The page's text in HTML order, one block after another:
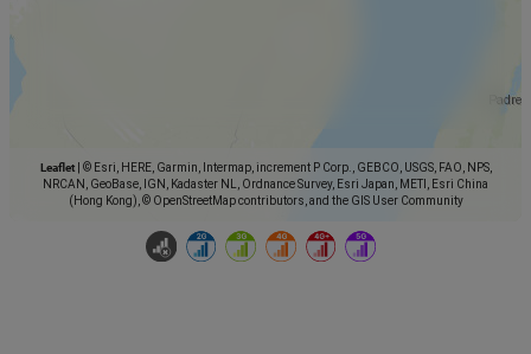
Leaflet
© Esri, HERE, Garmin, Intermap, increment P Corp., GEBCO, USGS, FAO, NPS,
NRCAN, GeoBase, IGN, Kadaster NL, Ordnance Survey, Esri Japan, METI, Esri China
(Hong Kong), © OpenStreetMap contributors, and the GIS User Community